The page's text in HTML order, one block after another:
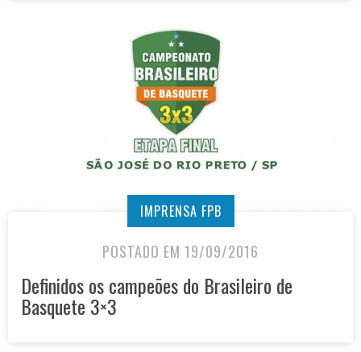
IMPRENSA FPB
POSTADO EM 19/09/2016
Definidos os campeões do Brasileiro de
Basquete 3×3